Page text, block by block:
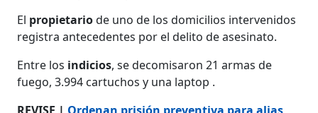
El propietariode uno de los domicilios intervenidos
registra antecedentes por el delito de asesinato.
Entre los indicios, se decomisaron 21 armas de
fuego, 3.994 cartuchos y una laptop .